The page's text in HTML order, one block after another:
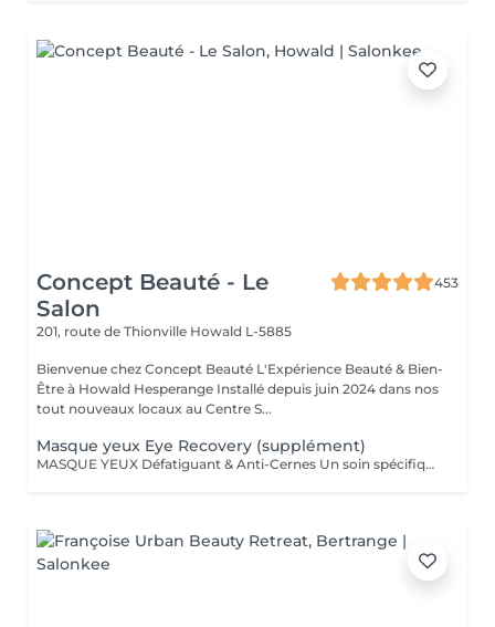
Concept Beauté - Le
Salon
453
201, route de Thionville Howald L-5885
Bienvenue chez Concept Beauté L'Expérience Beauté & Bien-
Être à Howald Hesperange Installé depuis juin 2024 dans nos
tout nouveaux locaux au Centre S...
Masque yeux Eye Recovery (supplément)
MASQUE YEUX Défatiguant & Anti-Cernes Un soin spécifique pour la zone fragile du contour des yeux, qui décongestionne, lisse et illumine le regard. Grâce à l'action d'actifs drainants et revitalisants, ce soin atténue les cernes, les poches et les rides pour un regard reposé et éclatant. A inclure dans n'importe quel Soin SOINS DU VISAGE COMFORT ZONE Nos soins du visage utilisent les produits de la marque Comfort Zone, une référence en cosmétique professionnelle alliant science, nature et innovation. Formulés avec des ingrédients d'origine naturelle, sans silicones, parabènes ni huiles minérales, ces soins sont conçus pour respecter l'équilibre de la peau tout en offrant des résultats visibles et durables. Chaque soin est un véritable rituel de bien-être et d'efficacité, adapté aux besoins spécifiques de votre peau.